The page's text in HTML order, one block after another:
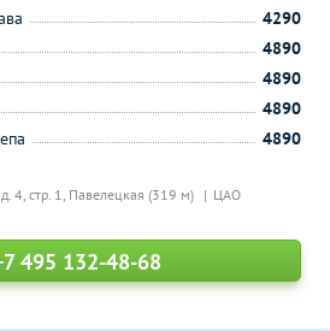
4, стр. 1, Павелецкая (319 м) ЦАО
4290
4890
4890
4890
4890
495 132-48-68